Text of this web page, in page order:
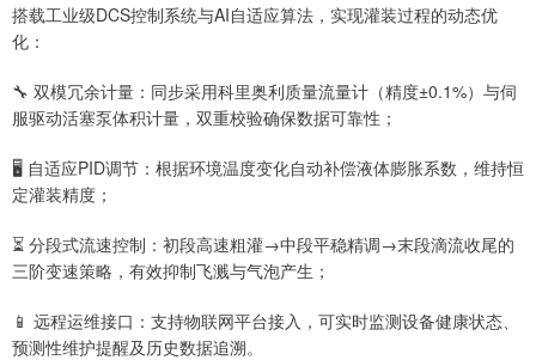
搭载工业级DCS控制系统与AI自适应算法，实现灌装过程的动态优
化：
🔧 双模冗余计量：同步采用科里奥利质量流量计（精度±0.1%）与伺
服驱动活塞泵体积计量，双重校验确保数据可靠性；
🖥️ 自适应PID调节：根据环境温度变化自动补偿液体膨胀系数，维持恒
定灌装精度；
⏳ 分段式流速控制：初段高速粗灌→中段平稳精调→末段滴流收尾的
三阶变速策略，有效抑制飞溅与气泡产生；
📱 远程运维接口：支持物联网平台接入，可实时监测设备健康状态、
预测性维护提醒及历史数据追溯。